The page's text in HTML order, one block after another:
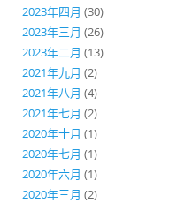
2023年四月 (30)
2023年三月 (26)
2023年二月 (13)
2021年九月 (2)
2021年八月 (4)
2021年七月 (2)
2020年十月 (1)
2020年七月 (1)
2020年六月 (1)
2020年三月 (2)